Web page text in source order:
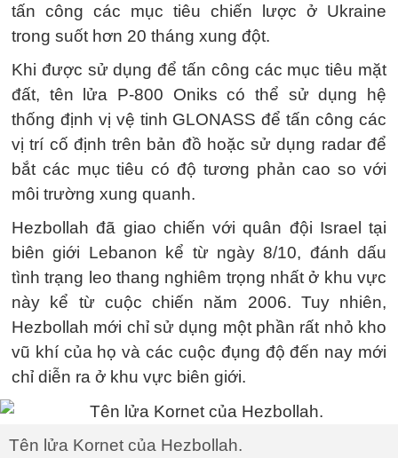
tấn công các mục tiêu chiến lược ở Ukraine
trong suốt hơn 20 tháng xung đột.
Khi được sử dụng để tấn công các mục tiêu mặt
đất, tên lửa P-800 Oniks có thể sử dụng hệ
thống định vị vệ tinh GLONASS để tấn công các
vị trí cố định trên bản đồ hoặc sử dụng radar để
bắt các mục tiêu có độ tương phản cao so với
môi trường xung quanh.
Hezbollah đã giao chiến với quân đội Israel tại
biên giới Lebanon kể từ ngày 8/10, đánh dấu
tình trạng leo thang nghiêm trọng nhất ở khu vực
này kể từ cuộc chiến năm 2006. Tuy nhiên,
Hezbollah mới chỉ sử dụng một phần rất nhỏ kho
vũ khí của họ và các cuộc đụng độ đến nay mới
chỉ diễn ra ở khu vực biên giới.
Tên lửa Kornet của Hezbollah.